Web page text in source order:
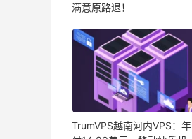
满意原路退！
TrumVPS越南河内VPS：年